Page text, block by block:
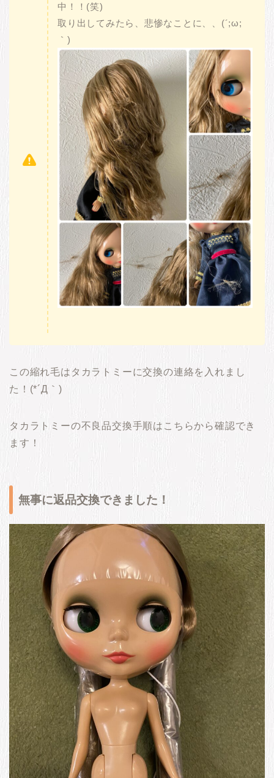
中！！(笑)
取り出してみたら、悲惨なことに、、(´;ω;
｀)
この縮れ毛はタカラトミーに交換の連絡を入れまし
た！(*´Д｀)
タカラトミーの不良品交換手順はこちらから確認でき
ます！
無事に返品交換できました！